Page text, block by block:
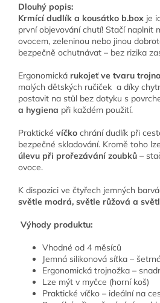
Dlouhý popis:
Krmící dudlík a kousátko b.box je
první objevování chutí! Stačí naplnit
ovocem, zeleninou nebo jinou
bezpečně ochutnávat – bez rizika
Ergonomická rukojeť ve tvaru
malých dětských ručiček a díky
postavit na stůl bez dotyku s
a hygiena při každém použití.
Praktické víčko chrání dudlík při
bezpečné skladování. Kromě toho
úlevu při prořezávání zoubků –
ovoce.
K dispozici ve čtyřech jemných
světle modrá, světle růžová a
Výhody produktu:
Vhodné od 4 měsíců
Jemná silikonová síťka –
Ergonomická trojnožka –
Lze mýt v myčce (horní koš)
Praktické víčko – ideální na